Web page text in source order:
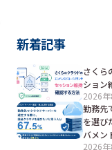
新着記事
さくら
ション
2026
勤務先
を選び
バメン
2026